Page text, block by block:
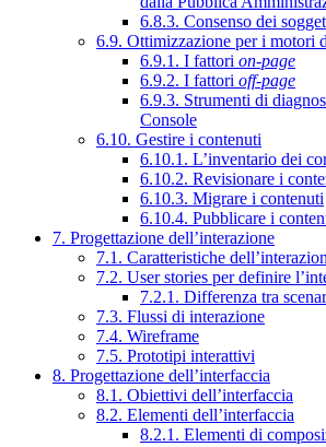
6.8.3. Consenso dei
6.9. Ottimizzazione per i motori
6.9.1. I fattori on-page
6.9.2. I fattori off-page
6.9.3. Strumenti di
Console
6.10. Gestire i contenuti
6.10.1. L’inventario dei
6.10.2. Revisionare i
6.10.3. Migrare i contenuti
6.10.4. Pubblicare i
7. Progettazione dell’interazione
7.1. Caratteristiche
7.2. User stories per definire
7.2.1. Differenza tra
7.3. Flussi di interazione
7.4. Wireframe
7.5. Prototipi interattivi
8. Progettazione dell’interfaccia
8.1. Obiettivi dell’interfaccia
8.2. Elementi dell’interfaccia
8.2.1. Elementi di